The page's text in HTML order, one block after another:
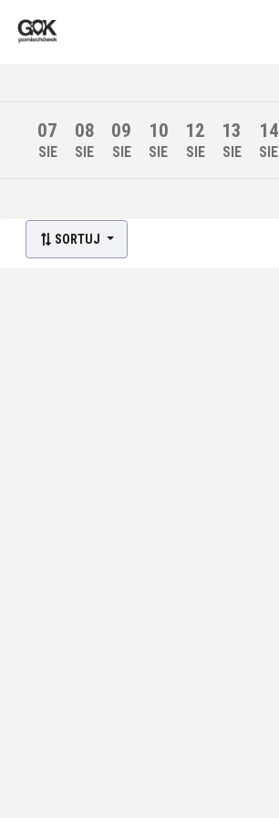
07
SIE
08
SIE
09
SIE
10
SIE
12
SIE
13
SIE
14
SIE
Lista wydarzeń:
SORTUJ